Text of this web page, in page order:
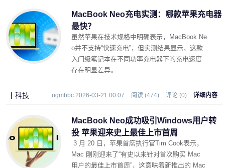
MacBook Neo充电实测：哪款苹果充电器
最快？
虽然苹果在技术规格中明确表示，MacBook Ne
o并不支持“快速充电”，但实测结果显示，这款
入门级笔记本在不同功率充电器下的充电速度
存在明显差异。
科技 ugmbbc 2026-03-21 00:07 阅读 (474) 评论 (0) 详细内容
MacBook Neo成功吸引Windows用户转
投 苹果迎来史上最佳上市首周
3 月 20 日，苹果首席执行官Tim Cook表示，
Mac 刚刚迎来了“有史以来针对首次购买 Mac
用户的最佳上市首周”，这意味着新推出的 Mac